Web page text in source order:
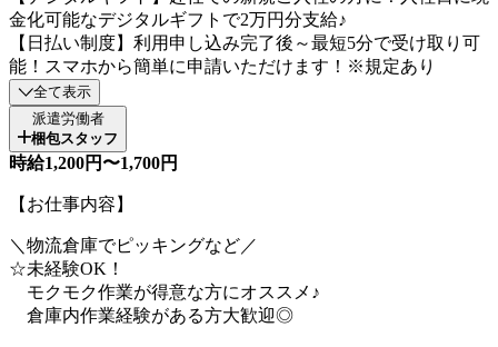
金化可能なデジタルギフトで2万円分支給♪
【日払い制度】利用申し込み完了後～最短5分で受け取り可
能！スマホから簡単に申請いただけます！※規定あり
全て表示
派遣労働者
梱包スタッフ
時給1,200円〜1,700円
【お仕事内容】
＼物流倉庫でピッキングなど／
☆未経験OK！
モクモク作業が得意な方にオススメ♪
倉庫内作業経験がある方大歓迎◎